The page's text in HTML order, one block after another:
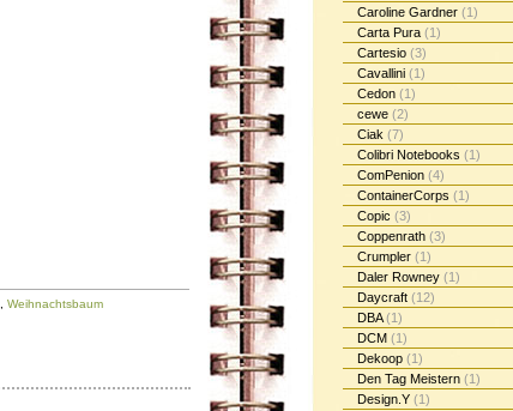
Weihnachtsbaum
Caroline Gardner (1)
Carta Pura (1)
Cartesio (3)
Cavallini (1)
Cedon (1)
cewe (2)
Ciak (7)
Colibri Notebooks (1)
ComPenion (4)
ContainerCorps (1)
Copic (3)
Coppenrath (3)
Crumpler (1)
Daler Rowney (1)
Daycraft (12)
DBA(1)
DCM (1)
Dekoop (1)
Den Tag Meistern (1)
Design.Y (1)